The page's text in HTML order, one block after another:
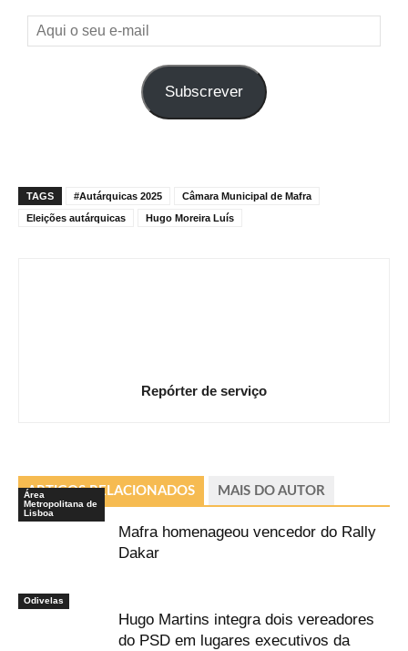
Aqui
o
Subscrever
TAGS #Autárquicas 2025
Câmara Municipal de Mafra
Eleições autárquicas
Hugo Moreira Luís
Repórter de serviço
ARTIGOS RELACIONADOS MAIS DO AUTOR
Área
Metropolitana de
Lisboa
Mafra homenageou vencedor do Rally
Dakar
Odivelas
Hugo Martins integra dois vereadores
do PSD em lugares executivos da